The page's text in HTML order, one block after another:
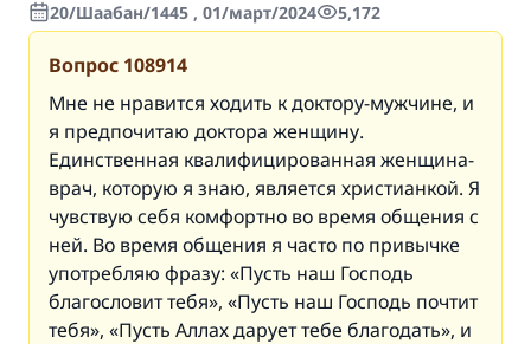
20/Шаабан/1445 , 01/март/2024
5,172
Вопрос 108914
Мне не нравится ходить к доктору-мужчине, и
я предпочитаю доктора женщину.
Единственная квалифицированная женщина-
врач, которую я знаю, является христианкой. Я
чувствую себя комфортно во время общения с
ней. Во время общения я часто по привычке
употребляю фразу: «Пусть наш Господь
благословит тебя», «Пусть наш Господь почтит
тебя», «Пусть Аллах дарует тебе благодать», и